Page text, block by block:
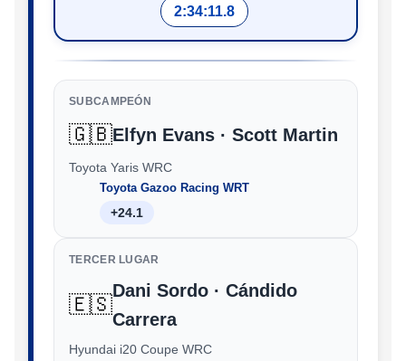
2:34:11.8
SUBCAMPEÓN
🇬🇧Elfyn Evans · Scott Martin
Toyota Yaris WRC
Toyota Gazoo Racing WRT
+24.1
TERCER LUGAR
🇪🇸
Dani Sordo · Cándido
Carrera
Hyundai i20 Coupe WRC